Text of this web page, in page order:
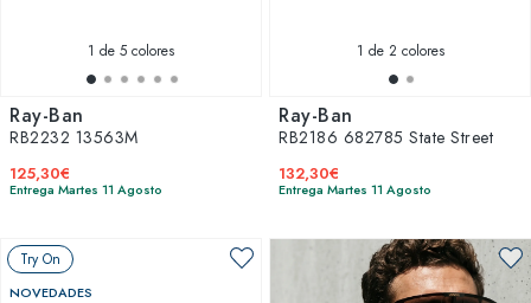
1 de 5 colores
Ray-Ban
RB2232 13563M
125,30€
Entrega Martes 11 Agosto
1 de 2 colores
Ray-Ban
RB2186 682785 State Street
132,30€
Entrega Martes 11 Agosto
Try On
NOVEDADES